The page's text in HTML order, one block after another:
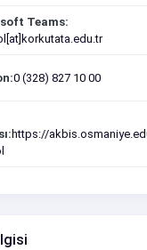
Teams:
0 (328) 827 10 00
https://